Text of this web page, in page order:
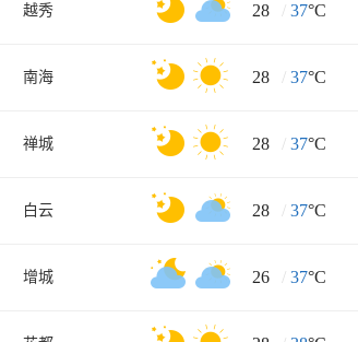
越秀 28 / 37°C
南海 28 / 37°C
禅城 28 / 37°C
白云 28 / 37°C
增城 26 / 37°C